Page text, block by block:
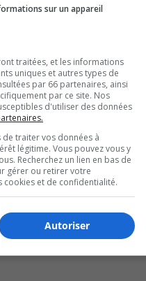
sur un appareil
traitées, et les informations
uniques et autres types de
par 66 partenaires, ainsi
par ce site. Nos
d'utiliser des données
traiter vos données à
légitime. Vous pouvez vous y
Recherchez un lien en bas de
gérer ou retirer votre
cookies et de confidentialité.
Autoriser